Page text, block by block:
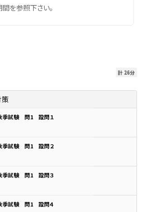
を参照下さい。
計 26分
季試験 問1 設問１
季試験 問1 設問２
季試験 問1 設問３
季試験 問1 設問４